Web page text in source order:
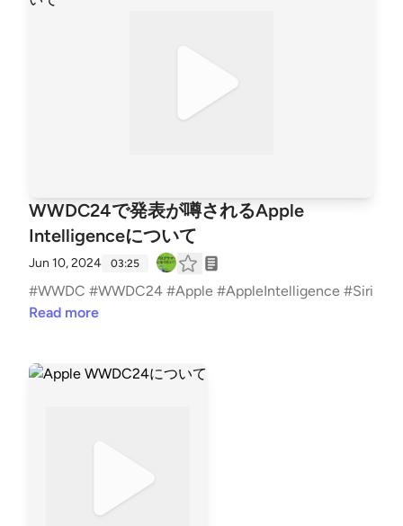
WWDC24で発表が噂されるApple
Intelligenceについて
Jun 10, 2024 03:25
#WWDC #WWDC24 #Apple #AppleIntelligence #Siri
Read more